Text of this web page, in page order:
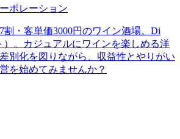
ポレーション
割・客単価3000円のワイン酒場。Di
）。カジュアルにワインを楽しめる洋
別化を図りながら、収益性とやりがい
を始めてみませんか？